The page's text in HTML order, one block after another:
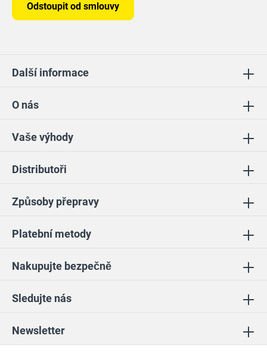
Sledujte nás
Vaše výhody
Distributoři
Nakupujte bezpečně
O nás
Newsletter
Odstoupit od smlouvy
Další informace
Platební metody
Způsoby přepravy